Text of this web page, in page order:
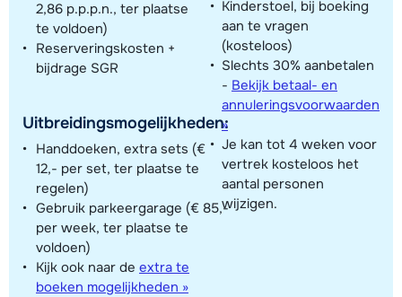
2,86 p.p.p.n., ter plaatse
te voldoen)
Reserveringskosten +
bijdrage SGR
Uitbreidingsmogelijkheden:
Handdoeken, extra sets (€
12,- per set, ter plaatse te
regelen)
Gebruik parkeergarage (€ 85,-
per week, ter plaatse te
voldoen)
Kijk ook naar de extra te
boeken mogelijkheden »
Kinderstoel, bij boeking
aan te vragen
(kosteloos)
Slechts 30% aanbetalen
- Bekijk betaal- en
annuleringsvoorwaarden
»
Je kan tot 4 weken voor
vertrek kosteloos het
aantal personen
wijzigen.